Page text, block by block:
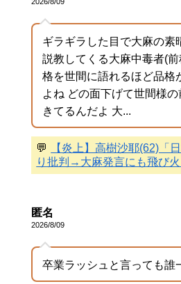
ギラギラした目で大麻の素
説教してくる大麻中毒者(
格を世間に語れるほど品格
よね どの面下げて世間様
きてるんだよ 大...
💬
【炎上】高樹沙耶(62)「
り批判→大麻発言にも飛び
匿名
2026/8/09
卒業ラッシュと言っても